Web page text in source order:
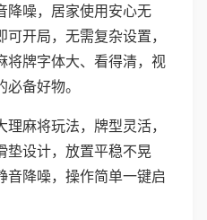
降噪，居家使用安心无
开局，无需复杂设置，
将牌字体大、看得清，视
备好物。
麻将玩法，牌型灵活，
垫设计，放置平稳不晃
音降噪，操作简单一键启